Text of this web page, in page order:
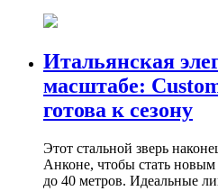
Итальянская
масштабе:
готова к сезону
Этот стальной зверь
Анконе, чтобы стать новым
до 40 метров. Идеальные